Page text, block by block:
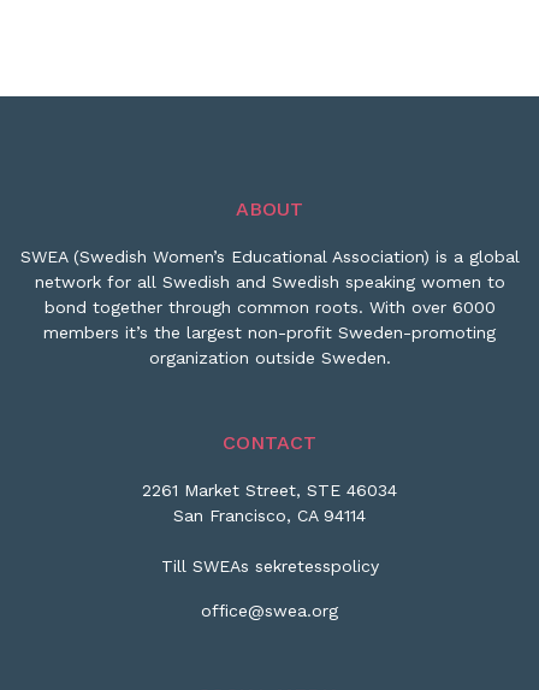
ABOUT
SWEA (Swedish Women’s Educational Association) is a global
network for all Swedish and Swedish speaking women to
bond together through common roots. With over 6000
members it’s the largest non-profit Sweden-promoting
organization outside Sweden.
CONTACT
2261 Market Street, STE 46034
San Francisco, CA 94114
Till SWEAs sekretesspolicy
office@swea.org